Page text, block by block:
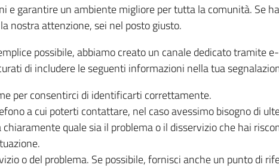
e garantire un ambiente migliore per tutta la comunità. Se
nostra attenzione, sei nel posto giusto.
possibile, abbiamo creato un canale dedicato tramite
di includere le seguenti informazioni nella tua
per consentirci di identificarti correttamente.
a cui poterti contattare, nel caso avessimo bisogno di
chiaramente quale sia il problema o il disservizio che hai
o del problema. Se possibile, fornisci anche un punto di